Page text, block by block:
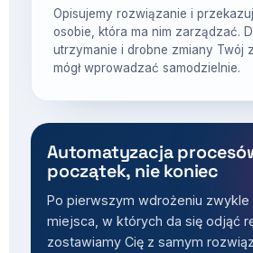
Opisujemy rozwiązanie i
osobie, która ma nim zarządzać.
utrzymanie i drobne zmiany Twój
mógł wprowadzać samodzielnie.
Automatyzacja
początek, nie koniec
Po pierwszym wdrożeniu
miejsca, w których da się odjąć
zostawiamy Cię z samym